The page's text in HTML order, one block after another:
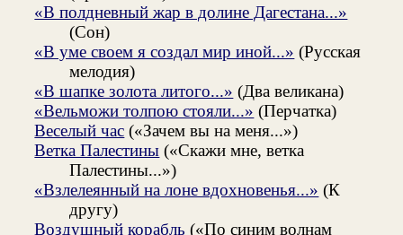
«В полдневный жар в долине Дагестана...»
(Сон)
«В уме своем я создал мир иной...» (Русская
мелодия)
«В шапке золота литого...» (Два великана)
«Вельможи толпою стояли...» (Перчатка)
Веселый час («Зачем вы на меня...»)
Ветка Палестины («Скажи мне, ветка
Палестины...»)
«Взлелеянный на лоне вдохновенья...» (К
другу)
Воздушный корабль («По синим волнам